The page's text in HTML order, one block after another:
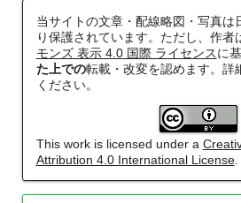
当サイトの文章・配線略図・写真は
り保護されています。ただし、作者
モンズ 表示 4.0 国際 ライセンスに
た上での転載・改変を認めます。詳
ください。
This work is licensed under a
Attribution 4.0 International License.